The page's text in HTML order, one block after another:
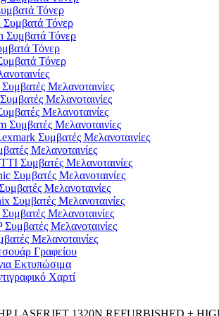
Τόνερ
Συμβατά Τόνερ
Συμβατά Τόνερ
Τόνερ
Τόνερ
Μελανοταινίες
Μελανοταινίες
Μελανοταινίες
Συμβατές Μελανοταινίες
Συμβατές Μελανοταινίες
Μελανοταινίες
Συμβατές Μελανοταινίες
Συμβατές Μελανοταινίες
Μελανοταινίες
Συμβατές Μελανοταινίες
Μελανοταινίες
Μελανοταινίες
Μελανοταινίες
Γραφείου
Εκτυπώσιμα
Χαρτί
LASERJET 1320N REFURBISHED +